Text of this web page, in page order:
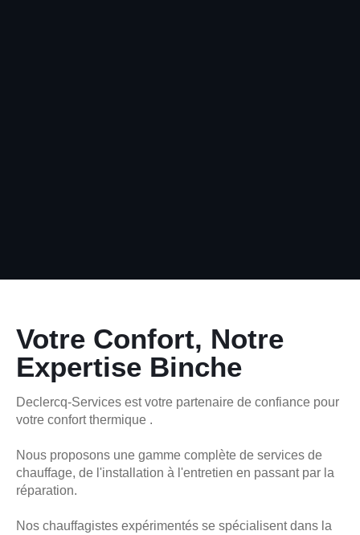
Votre Confort, Notre
Expertise Binche
Declercq-Services est votre partenaire de confiance pour
votre confort thermique .
Nous proposons une gamme complète de services de
chauffage, de l'installation à l'entretien en passant par la
réparation.
Nos chauffagistes expérimentés se spécialisent dans la